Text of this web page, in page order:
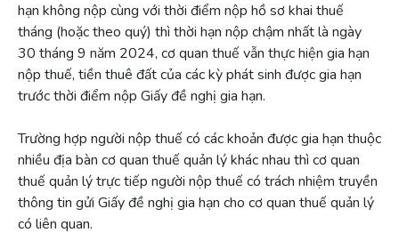
hạn không nộp cùng với thời điểm nộp hồ sơ khai thuế
tháng (hoặc theo quý) thì thời hạn nộp chậm nhất là ngày
30 tháng 9 năm 2024, cơ quan thuế vẫn thực hiện gia hạn
nộp thuế, tiền thuê đất của các kỳ phát sinh được gia hạn
trước thời điểm nộp Giấy đề nghị gia hạn.
Trường hợp người nộp thuế có các khoản được gia hạn thuộc
nhiều địa bàn cơ quan thuế quản lý khác nhau thì cơ quan
thuế quản lý trực tiếp người nộp thuế có trách nhiệm truyền
thông tin gửi Giấy đề nghị gia hạn cho cơ quan thuế quản lý
có liên quan.